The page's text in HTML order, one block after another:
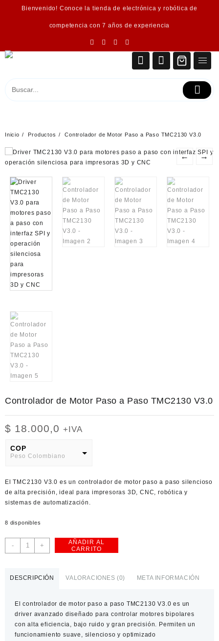
Bienvenido! Conoce la tienda de electrónica y robótica de
competencia con 7 años de experiencia
Inicio Productos Controlador de Motor Paso a Paso TMC2130 V3.0
← →
Controlador de Motor Paso a Paso TMC2130 V3.0
$ 18.000,0 +IVA
COP
Peso Colombiano
American Dollar
El TMC2130 V3.0 es un controlador de motor paso a paso silencioso
de alta precisión, ideal para impresoras 3D, CNC, robótica y
sistemas de automatización.
8 disponibles
-
Controlador
de
TMC2130
V3.0
cantidad
+
AÑADIR AL
CARRITO
DESCRIPCIÓN VALORACIONES (0) META INFORMACIÓN
Elcontrolador de motor paso a paso TMC2130 V3.0 es un
driver avanzado diseñado para controlar motores bipolares
con alta eficiencia, bajo ruido y gran precisión. Permiten un
funcionamiento suave, silencioso y optimizado